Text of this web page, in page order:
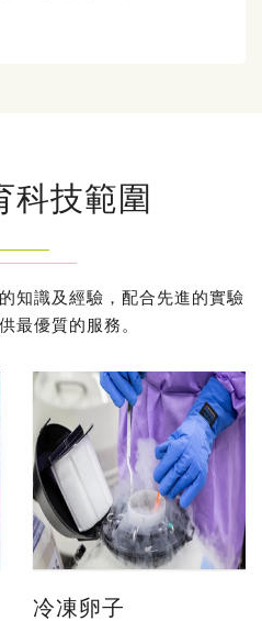
科技範圍
知識及經驗，配合先進的實驗
最優質的服務。
冷凍卵子